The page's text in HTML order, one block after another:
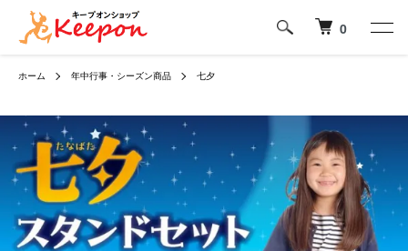
0
ホーム 年中行事・シーズン商品 七夕